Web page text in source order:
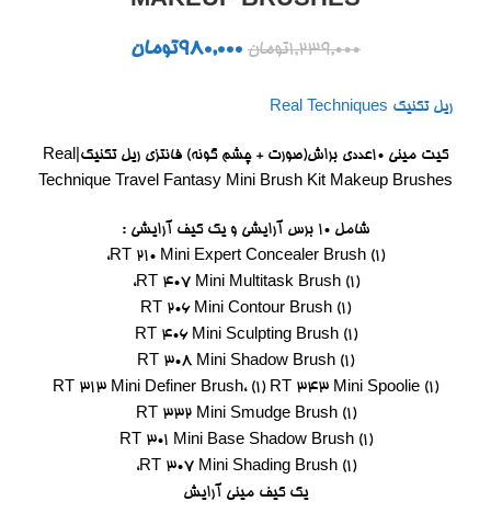
1,239,000تومان 980,000تومان
ریل تکنیک Real Techniques
کیت مینی 10عددی براش(صورت + چشم گونه) فانتزی ریل تکنیک|Real
Technique Travel Fantasy Mini Brush Kit Makeup Brushes
شامل 10 برس آرایشی و یک کیف آرایشی
:
(1) RT 210 Mini Expert Concealer Brush،
(1) RT 407 Mini Multitask Brush،
(1) RT 206 Mini Contour Brush
(1) RT 406 Mini Sculpting Brush
(1) RT 308 Mini Shadow Brush
(1) RT 313 Mini Definer Brush، (1) RT 343 Mini Spoolie
(1) RT 332 Mini Smudge Brush
(1) RT 301 Mini Base Shadow Brush
(1) RT 307 Mini Shading Brush،
یک کیف مینی آرایش